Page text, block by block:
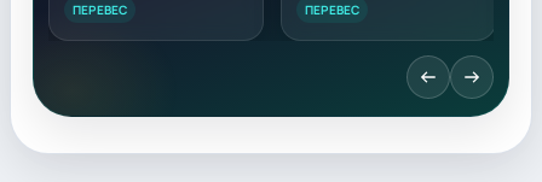
ПЕРЕВЕС ПЕРЕВЕС